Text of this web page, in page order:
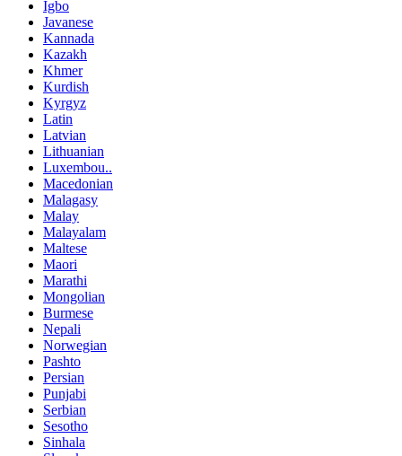
Igbo
Javanese
Kannada
Kazakh
Khmer
Kurdish
Kyrgyz
Latin
Latvian
Lithuanian
Luxembou..
Macedonian
Malagasy
Malay
Malayalam
Maltese
Maori
Marathi
Mongolian
Burmese
Nepali
Norwegian
Pashto
Persian
Punjabi
Serbian
Sesotho
Sinhala